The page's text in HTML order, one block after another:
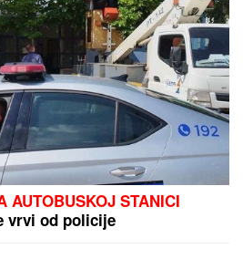
AUTOBUSKOJ STANICI
vrvi od policije